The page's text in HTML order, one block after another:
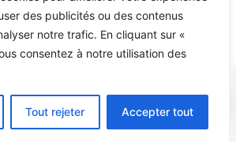
des publicités ou des contenus
notre trafic. En cliquant sur «
consentez à notre utilisation des
Tout rejeter Accepter tout
recontacté.e et de recevoir les